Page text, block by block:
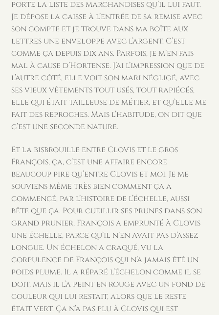
porte la liste des marchandises qu’il lui faut.
Je dépose la caisse à l’entrée de sa remise avec
son compte et je trouve dans ma boîte aux
lettres une enveloppe avec l’argent. C’est
comme ça depuis dix ans. Parfois, je m’en fais
mal à cause d’Hortense. J’ai l’impression que de
l’autre côté, elle voit son mari négligé, avec
ses vieux vêtements tout usés, tout rapiécés,
elle qui était tailleuse de métier, et qu’elle me
fait des reproches. Mais l’habitude, on dit que
c’est une seconde nature.
Et la bisbrouille entre Clovis et le gros
François, ça, c’est une affaire encore
beaucoup pire qu’entre Clovis et moi. Je me
souviens même très bien comment ça a
commencé, par l’histoire de l’échelle, aussi
bête que ça. Pour cueillir ses prunes dans son
grand prunier, François a emprunté à Clovis
une échelle, parce qu’il n’en avait pas d’assez
longue. Un échelon a craqué, vu la
corpulence de François qui n’a jamais été un
poids plume. Il a réparé l’échelon comme il se
doit, mais il l’a peint en rouge avec un fond de
couleur qui lui restait, alors que le reste
était vert. Ça n’a pas plu à Clovis qui est